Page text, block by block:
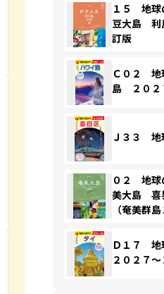
１５ 地
豆大島 利
訂版
Ｃ０２ 地
島 ２０２
Ｊ３３ 地
０２ 地
美大島 喜
（奄美群
Ｄ１７
２０２７